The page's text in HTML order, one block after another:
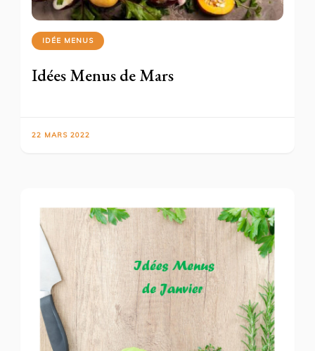
IDÉE MENUS
Idées Menus de Mars
22 MARS 2022